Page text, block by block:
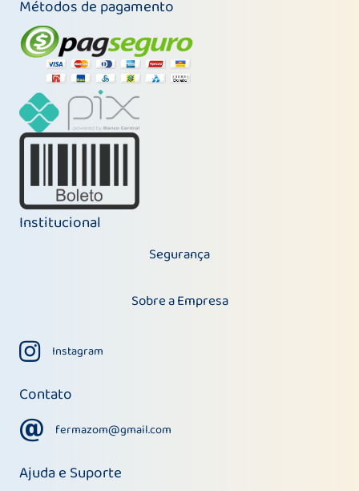
Métodos de pagamento
Institucional
Segurança
Sobre a Empresa
InstagramInstagram
Contato
fermazom@gmail.com
fermazom@gmail.com
Ajuda e Suporte